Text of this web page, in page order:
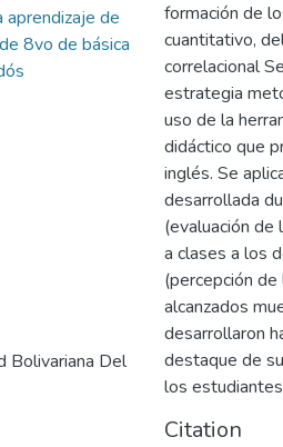
aprendizaje de
8vo de básica
Bolivariana Del
formación de
cuantitativo,
correlacional
estrategia
uso de la
didáctico que
inglés. Se
desarrollada
(evaluación de
a clases a los
(percepción
alcanzados
desarrollaron
destaque de
los
Citation